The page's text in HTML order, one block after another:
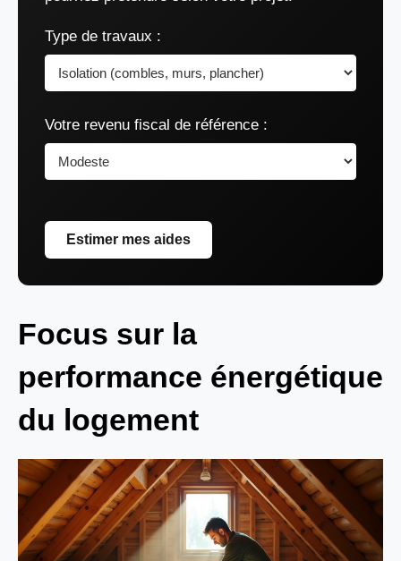
Type de travaux :
Votre revenu fiscal de référence :
Estimer mes aides
Focus sur la
performance énergétique
du logement